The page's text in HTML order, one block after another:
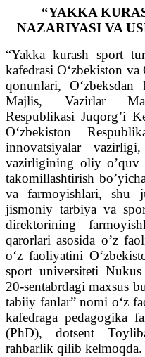
“YAKKA
NAZARIYASI VA
“Yakka kurash sport
kafedrasi O‘zbekiston
qonunlari,
Majlis, Vazirlar
Respublikasi Juqorg’i
O‘zbekiston
innovatsiyalar
vazirligining oliy o’quv
takomillashtirish
va farmoyishlari, shu
jismoniy tarbiya va
direktorining
qarorlari asosida o’z
o‘z faoliyatini
sport universiteti
20-sentabrdagi maxsus
tabiiy fanlar” nomi o‘z
kafedraga pedagogika
(PhD), dotsent
rahbarlik qilib kelmoqda.